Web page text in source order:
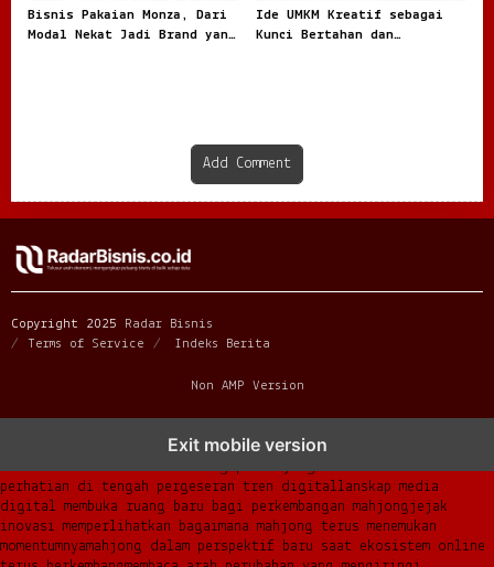
Bisnis Pakaian Monza, Dari
Modal Nekat Jadi Brand yang
Ide UMKM Kreatif sebagai
Kunci Bertahan dan
Add Comment
Copyright 2025 Radar Bisnis
Terms of Service
Indeks Berita
Non AMP Version
Exit mobile version
dari komunitas hingga platform mahjong membangun
perhatian di tengah pergeseran tren digitallanskap media
digital membuka ruang baru bagi perkembangan mahjongjejak
inovasi memperlihatkan bagaimana mahjong terus menemukan
momentumnyamahjong dalam perspektif baru saat ekosistem online